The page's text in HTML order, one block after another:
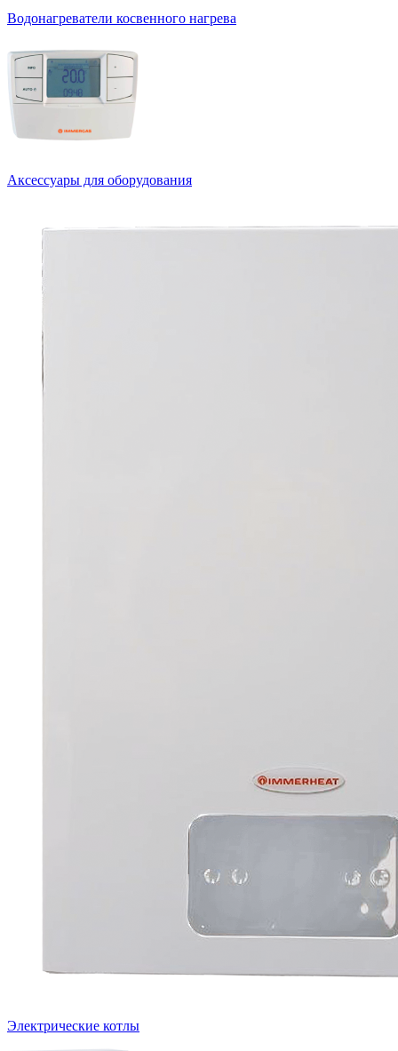
Водонагреватели косвенного нагрева
Аксессуары для оборудования
Электрические котлы